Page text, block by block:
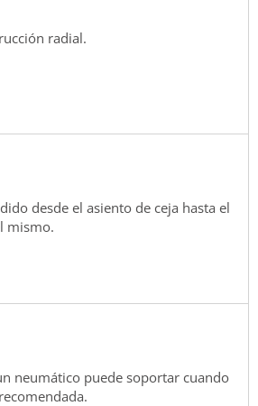
radial.
desde el asiento de ceja hasta el
mismo.
neumático puede soportar cuando